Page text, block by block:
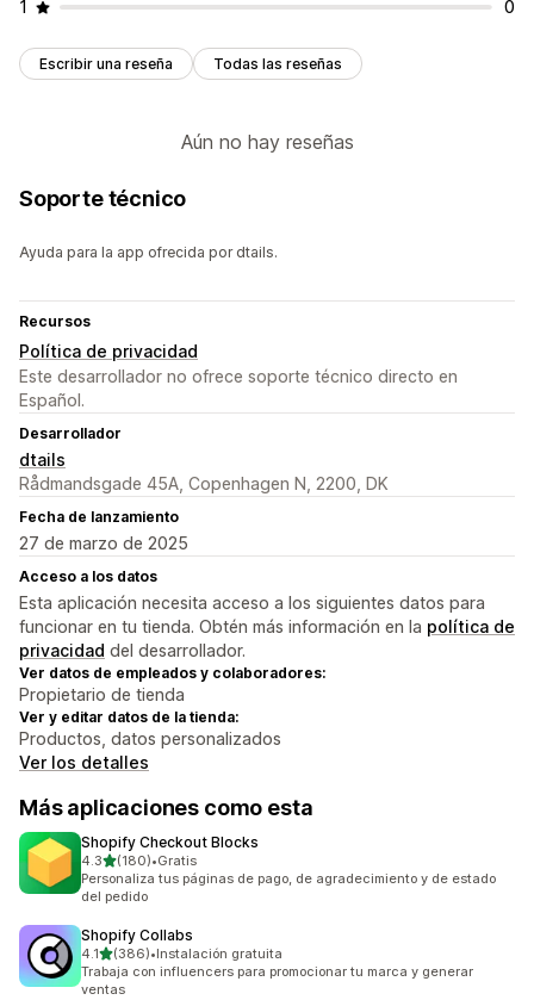
1 0
Escribir una reseña Todas las reseñas
Aún no hay reseñas
Soporte técnico
Ayuda para la app ofrecida por dtails.
Recursos
Política de privacidad
Este desarrollador no ofrece soporte técnico directo en
Español.
Desarrollador
dtails
Rådmandsgade 45A, Copenhagen N, 2200, DK
Fecha de lanzamiento
27 de marzo de 2025
Acceso a los datos
Esta aplicación necesita acceso a los siguientes datos para
funcionar en tu tienda. Obtén más información en la política de
privacidad del desarrollador.
Ver datos de empleados y colaboradores:
Propietario de tienda
Ver y editar datos de la tienda:
Productos, datos personalizados
Ver los detalles
Más aplicaciones como esta
Shopify Checkout Blocks
4.3de 5 estrellas
(180)
180 reseñas en total
•Gratis
Personaliza tus páginas de pago, de agradecimiento y de estado
del pedido
Shopify Collabs
4.1de 5 estrellas
(386)
386 reseñas en total
•Instalación gratuita
Trabaja con influencers para promocionar tu marca y generar
ventas